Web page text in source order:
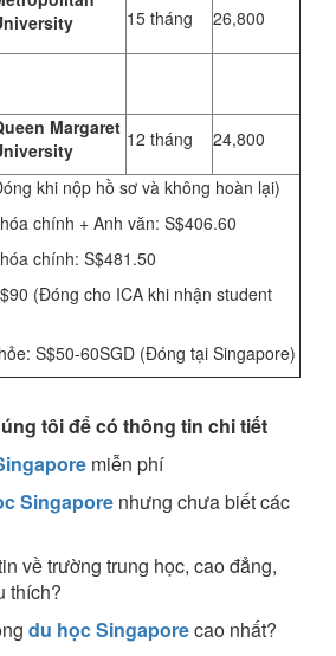
15 tháng 26,800
Margaret 12 tháng 24,800
khi nộp hồ sơ và không hoàn lại)
chính + Anh văn: S$406.60
chính: S$481.50
(Đóng cho ICA khi nhận student
S$50-60SGD (Đóng tại Singapore)
tôi để có thông tin chi tiết
miễn phí
Singapore nhưng chưa biết các
về trường trung học, cao đẳng,
thích?
du học Singaporecao nhất?